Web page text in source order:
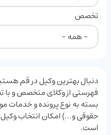
تخصص
دنبال بهترین وکیل در قم
فهرستی از وکلای متخصص و با‌
بسته به نوع پرونده و خدمات
حقوقی و...) امکان انتخاب
است.